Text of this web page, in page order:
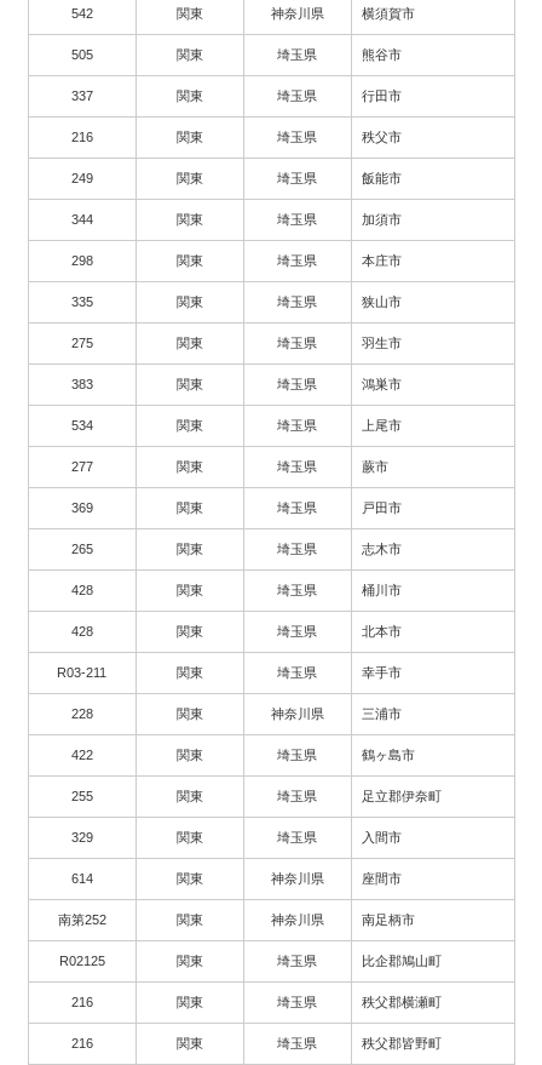
542 関東 神奈川県 横須賀市
505 関東 埼玉県 熊谷市
337 関東 埼玉県 行田市
216 関東 埼玉県 秩父市
249 関東 埼玉県 飯能市
344 関東 埼玉県 加須市
298 関東 埼玉県 本庄市
335 関東 埼玉県 狭山市
275 関東 埼玉県 羽生市
383 関東 埼玉県 鴻巣市
534 関東 埼玉県 上尾市
277 関東 埼玉県 蕨市
369 関東 埼玉県 戸田市
265 関東 埼玉県 志木市
428 関東 埼玉県 桶川市
428 関東 埼玉県 北本市
R03-211 関東 埼玉県 幸手市
228 関東 神奈川県 三浦市
422 関東 埼玉県 鶴ヶ島市
255 関東 埼玉県 足立郡伊奈町
329 関東 埼玉県 入間市
614 関東 神奈川県 座間市
南第252 関東 神奈川県 南足柄市
R02125 関東 埼玉県 比企郡鳩山町
216 関東 埼玉県 秩父郡横瀬町
216 関東 埼玉県 秩父郡皆野町